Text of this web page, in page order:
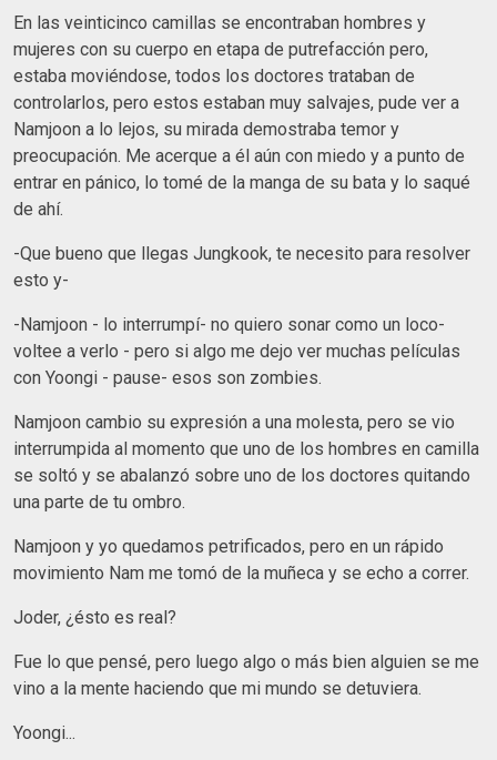
En las veinticinco camillas se encontraban hombres y
mujeres con su cuerpo en etapa de putrefacción pero,
estaba moviéndose, todos los doctores trataban de
controlarlos, pero estos estaban muy salvajes, pude ver a
Namjoon a lo lejos, su mirada demostraba temor y
preocupación. Me acerque a él aún con miedo y a punto de
entrar en pánico, lo tomé de la manga de su bata y lo saqué
de ahí.
-Que bueno que llegas Jungkook, te necesito para resolver
esto y-
-Namjoon - lo interrumpí- no quiero sonar como un loco-
voltee a verlo - pero si algo me dejo ver muchas películas
con Yoongi - pause- esos son zombies.
Namjoon cambio su expresión a una molesta, pero se vio
interrumpida al momento que uno de los hombres en camilla
se soltó y se abalanzó sobre uno de los doctores quitando
una parte de tu ombro.
Namjoon y yo quedamos petrificados, pero en un rápido
movimiento Nam me tomó de la muñeca y se echo a correr.
Joder, ¿ésto es real?
Fue lo que pensé, pero luego algo o más bien alguien se me
vino a la mente haciendo que mi mundo se detuviera.
Yoongi...